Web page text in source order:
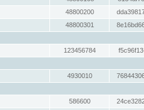
48800200
48800301
123456784
4930010
586600